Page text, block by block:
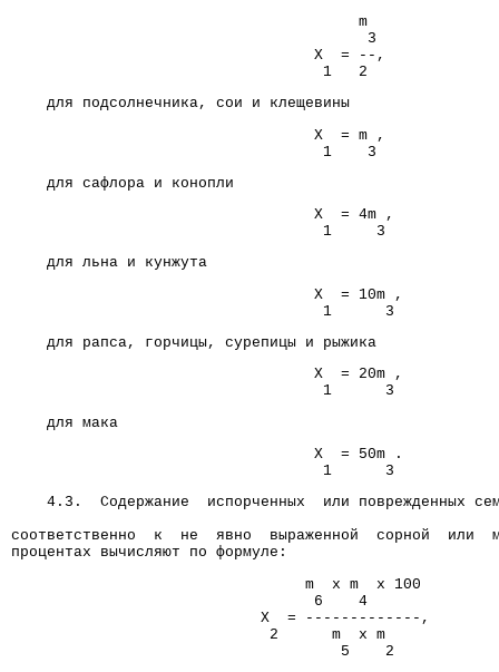
                                       m
                                        3
                                  X  = --,
                                   1   2
    для подсолнечника, сои и клещевины
                                  X  = m ,
                                   1    3
    для сафлора и конопли
                                  X  = 4m ,
                                   1     3
    для льна и кунжута
                                  X  = 10m ,
                                   1      3
    для рапса, горчицы, сурепицы и рыжика
                                  X  = 20m ,
                                   1      3
    для мака
                                  X  = 50m .
                                   1      3
4.3.  Содержание  испорченных  или поврежденных
соответственно  к  не  явно  выраженной  сорной  или
процентах вычисляют по формуле:
                                 m  x m  x 100
                                  6    4
                            X  = -------------,
                             2      m  x m
                                     5    2